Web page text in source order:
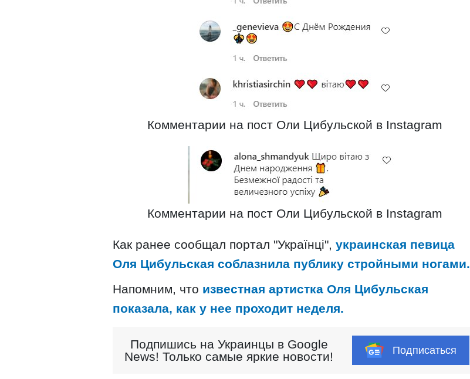
Комментарии на пост Оли Цибульской в Instagram
Комментарии на пост Оли Цибульской в Instagram
Как ранее сообщал портал "Українці", украинская певица
Оля Цибульская соблазнила публику стройными ногами.
Напомним, что известная артистка Оля Цибульская
показала, как у нее проходит неделя.
Подпишись на Украинцы в Google
News! Только самые яркие новости!
Подписаться